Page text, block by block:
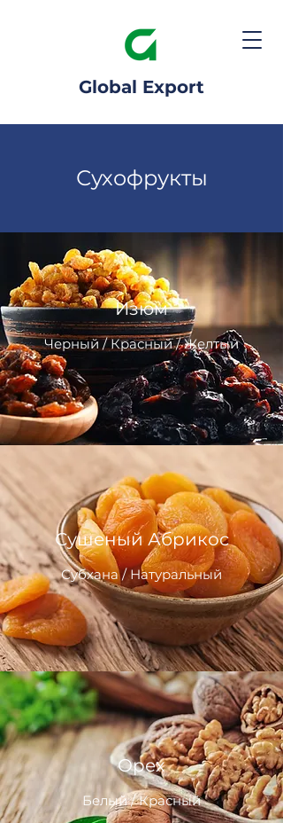
Global Export
Сухофрукты
Изюм
Черный / Красный / Желтый
Сушеный Абрикос
Субхана / Натуральный
Орех
Белый / Красный